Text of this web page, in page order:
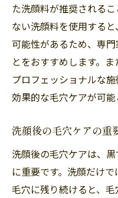
個別カウンセ
施術後のホー
体験者の声か
透明感ある肌へ福
新情報
季節に応じた
透明感を引き
知っておきた
サロンでの年
た洗顔料が推奨される
ない洗顔料を使用する
可能性があるため、専
とをおすすめします。
プロフェッショナルな
効果的な毛穴ケアが可能
洗顔後の毛穴ケアの重
洗顔後の毛穴ケアは、
に重要です。洗顔だけ
毛穴に残り続けると、